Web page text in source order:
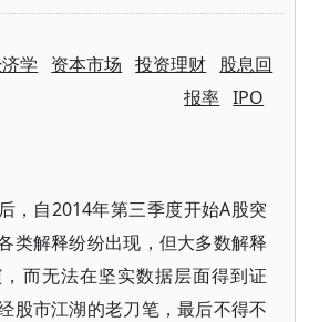
学 资本市场 投资理财 股息回
报率 IPO
，自2014年第三季度开始A股突
类解释纷纷出现，但大多数解释
而无法在坚实数据层面得到证
股市江湖的老刀笔，最后不得不